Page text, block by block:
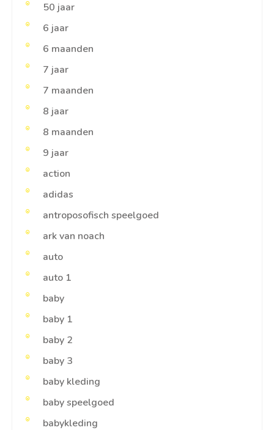
50 jaar
6 jaar
6 maanden
7 jaar
7 maanden
8 jaar
8 maanden
9 jaar
action
adidas
antroposofisch speelgoed
ark van noach
auto
auto 1
baby
baby 1
baby 2
baby 3
baby kleding
baby speelgoed
babykleding